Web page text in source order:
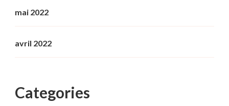
mai 2022
avril 2022
Categories